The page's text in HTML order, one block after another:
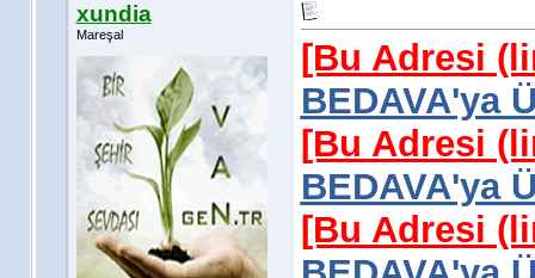
xundia
Mareşal
[Bu Adresi
BEDAVA'ya
[Bu Adresi
BEDAVA'ya
[Bu Adresi